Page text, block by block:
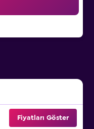
Fiyatları Göster